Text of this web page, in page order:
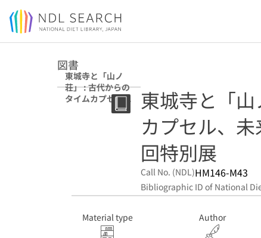
Jump to main content
図書
東城寺と「山ノ
荘」 : 古代からの
タイムカプセル、
未来へ : 土浦市立
東城寺と「
カプセル、
回特別展
Call No. (NDL)HM146-M43
Bibliographic ID of National
Material type Author